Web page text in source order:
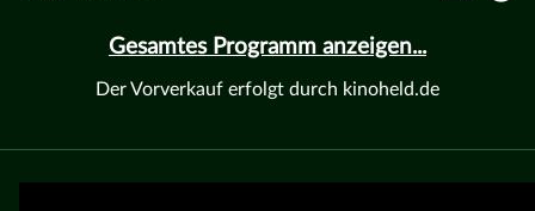
Gesamtes Programm anzeigen...
Der Vorverkauf erfolgt durch kinoheld.de